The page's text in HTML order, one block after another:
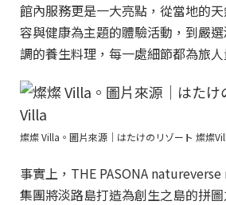
館內服務更是一大亮點，從當地的
容與健康為主題的體驗活動，到嚴
調的養生料理，每一處細節都為旅人
燦燦 Villa。圖片來源｜はたけのリゾート 燦燦
事實上，THE PASONA
集團將淡路島打造為創生之島的拼